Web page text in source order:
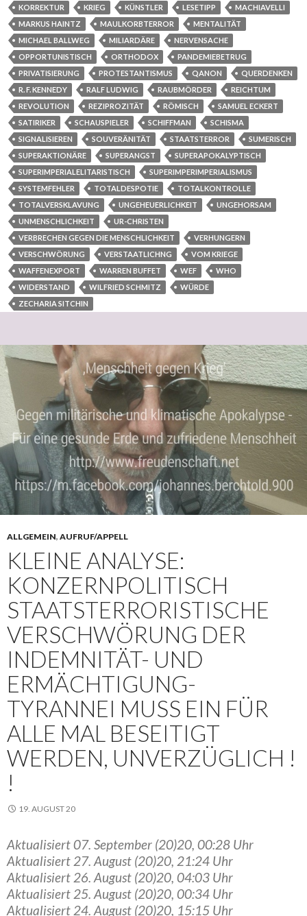
KORREKTUR
KRIEG KÜNSTLER LESETIPP
MACHIAVELLI
MARKUS HAINTZ
MAULKORBTERROR
MENTALITÄT
MICHAEL BALLWEG
MILIARDÄRE
NERVENSACHE
OPPORTUNISTISCH
ORTHODOX
PANDEMIEBETRUG
PRIVATISIERUNG
PROTESTANTISMUS QANON
QUERDENKEN
R. F. KENNEDY
RALF LUDWIG RAUBMÖRDER
REICHTUM
REVOLUTION
REZIPROZITÄT RÖMISCH
SAMUEL ECKERT
SATIRIKER
SCHAUSPIELER SCHIFFMAN
SCHISMA
SIGNALISIEREN
SOUVERÄNITÄT STAATSTERROR
SUMERISCH
SUPERAKTIONÄRE
SUPERANGST
SUPERAPOKALYPTISCH
SUPERIMPERIALELITARISTISCH
SUPERIMPERIMPERIALISMUS
SYSTEMFEHLER
TOTALDESPOTIE
TOTALKONTROLLE
TOTALVERSKLAVUNG
UNGEHEUERLICHKEIT
UNGEHORSAM
UNMENSCHLICHKEIT
UR-CHRISTEN
VERBRECHEN GEGEN DIE MENSCHLICHKEIT
VERHUNGERN
VERSCHWÖRUNG
VERSTAATLICHNG
VOM KRIEGE
WAFFENEXPORT
WARREN BUFFET WEF
WHO
WIDERSTAND
WILFRIED SCHMITZ
WÜRDE
ZECHARIA SITCHIN
ALLGEMEIN, AUFRUF/APPELL
KLEINE ANALYSE:
KONZERNPOLITISCH
STAATSTERRORISTISCHE
VERSCHWÖRUNG DER
INDEMNITÄT- UND
ERMÄCHTIGUNG-
TYRANNEI MUSS EIN FÜR
ALLE MAL BESEITIGT
WERDEN, UNVERZÜGLICH !
!
19. AUGUST 20
Aktualisiert 07. September (20)20, 00:28 Uhr
Aktualisiert 27. August (20)20, 21:24 Uhr
Aktualisiert 26. August (20)20, 04:03 Uhr
Aktualisiert 25. August (20)20, 00:34 Uhr
Aktualisiert 24. August (20)20, 15:15 Uhr